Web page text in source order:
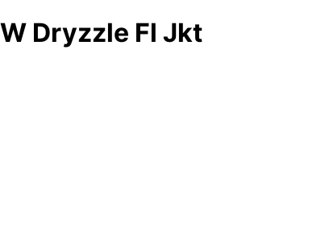
W Dryzzle Fl Jkt